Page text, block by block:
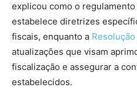
explicou como o regulamento
estabelece diretrizes
fiscais, enquanto a
atualizações que visam
fiscalização e assegurar a
estabelecidos.